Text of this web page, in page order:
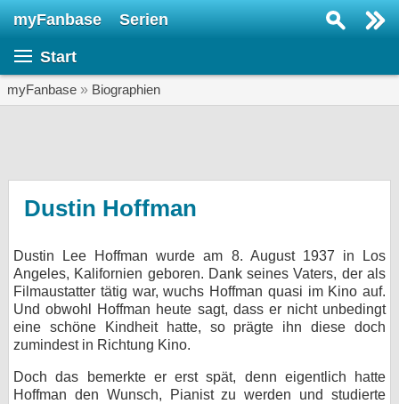
myFanbase Serien
Start
myFanbase » Biographien
Dustin Hoffman
Dustin Lee Hoffman wurde am 8. August 1937 in Los
Angeles, Kalifornien geboren. Dank seines Vaters, der als
Filmaustatter tätig war, wuchs Hoffman quasi im Kino auf.
Und obwohl Hoffman heute sagt, dass er nicht unbedingt
eine schöne Kindheit hatte, so prägte ihn diese doch
zumindest in Richtung Kino.
Doch das bemerkte er erst spät, denn eigentlich hatte
Hoffman den Wunsch, Pianist zu werden und studierte
KULTUR
Specials
SERVICE
Gewinnspiele
Forum